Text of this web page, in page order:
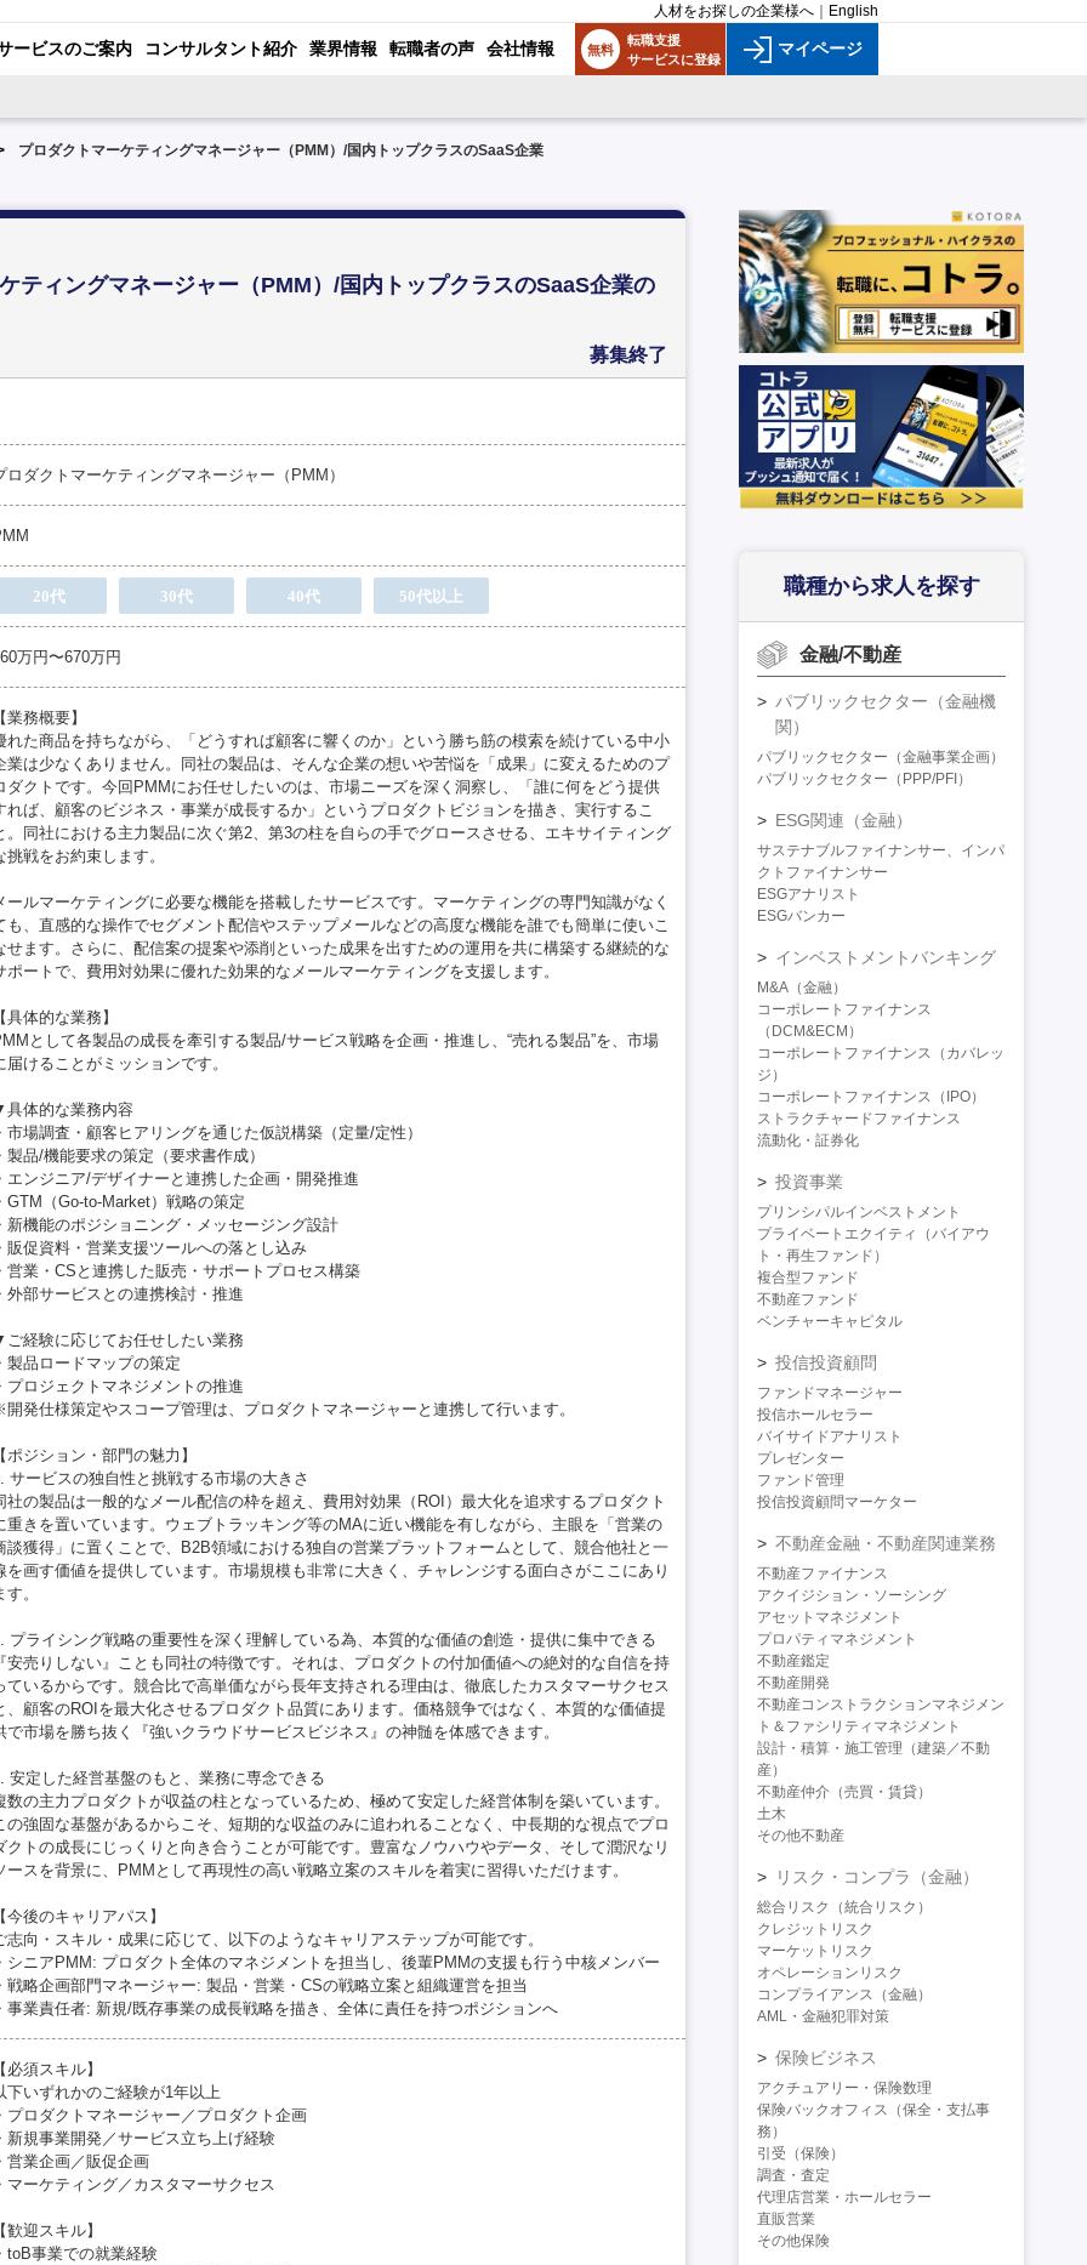
人材をお探しの企業様へ English
ービスのご案内 コンサルタント紹介 業界情報 転職者の声 会社情報 無料
転職支援
サービスに登録
マイページ
プロダクトマーケティングマネージャー（PMM）/国内トップクラスのSaaS企業
ティングマネージャー（PMM）/国内トップクラスのSaaS企業の
募集終了
ロダクトマーケティングマネージャー（PMM）
20代 30代 40代 50代以上
万円〜670万円
業務概要】
れた商品を持ちながら、「どうすれば顧客に響くのか」という勝ち筋の模索を続けている中小
業は少なくありません。同社の製品は、そんな企業の想いや苦悩を「成果」に変えるためのプ
ダクトです。今回PMMにお任せしたいのは、市場ニーズを深く洞察し、「誰に何をどう提供
れば、顧客のビジネス・事業が成長するか」というプロダクトビジョンを描き、実行するこ
。同社における主力製品に次ぐ第2、第3の柱を自らの手でグロースさせる、エキサイティング
挑戦をお約束します。
ールマーケティングに必要な機能を搭載したサービスです。マーケティングの専門知識がなく
も、直感的な操作でセグメント配信やステップメールなどの高度な機能を誰でも簡単に使いこ
せます。さらに、配信案の提案や添削といった成果を出すための運用を共に構築する継続的な
ポートで、費用対効果に優れた効果的なメールマーケティングを支援します。
具体的な業務】
として各製品の成長を牽引する製品/サービス戦略を企画・推進し、“売れる製品”を、市場
届けることがミッションです。
体的な業務内容
市場調査・顧客ヒアリングを通じた仮説構築（定量/定性）
製品/機能要求の策定（要求書作成）
エンジニア/デザイナーと連携した企画・開発推進
GTM（Go-to-Market）戦略の策定
新機能のポジショニング・メッセージング設計
販促資料・営業支援ツールへの落とし込み
営業・CSと連携した販売・サポートプロセス構築
外部サービスとの連携検討・推進
経験に応じてお任せしたい業務
製品ロードマップの策定
プロジェクトマネジメントの推進
発仕様策定やスコープ管理は、プロダクトマネージャーと連携して行います。
ポジション・部門の魅力】
サービスの独自性と挑戦する市場の大きさ
社の製品は一般的なメール配信の枠を超え、費用対効果（ROI）最大化を追求するプロダクト
重きを置いています。ウェブトラッキング等のMAに近い機能を有しながら、主眼を「営業の
談獲得」に置くことで、B2B領域における独自の営業プラットフォームとして、競合他社と一
を画す価値を提供しています。市場規模も非常に大きく、チャレンジする面白さがここにあり
す。
プライシング戦略の重要性を深く理解している為、本質的な価値の創造・提供に集中できる
安売りしない』ことも同社の特徴です。それは、プロダクトの付加価値への絶対的な自信を持
ているからです。競合比で高単価ながら長年支持される理由は、徹底したカスタマーサクセス
、顧客のROIを最大化させるプロダクト品質にあります。価格競争ではなく、本質的な価値提
で市場を勝ち抜く『強いクラウドサービスビジネス』の神髄を体感できます。
安定した経営基盤のもと、業務に専念できる
数の主力プロダクトが収益の柱となっているため、極めて安定した経営体制を築いています。
の強固な基盤があるからこそ、短期的な収益のみに追われることなく、中長期的な視点でプロ
クトの成長にじっくりと向き合うことが可能です。豊富なノウハウやデータ、そして潤沢なリ
ースを背景に、PMMとして再現性の高い戦略立案のスキルを着実に習得いただけます。
今後のキャリアパス】
志向・スキル・成果に応じて、以下のようなキャリアステップが可能です。
シニアPMM: プロダクト全体のマネジメントを担当し、後輩PMMの支援も行う中核メンバー
戦略企画部門マネージャー: 製品・営業・CSの戦略立案と組織運営を担当
事業責任者: 新規/既存事業の成長戦略を描き、全体に責任を持つポジションへ
必須スキル】
下いずれかのご経験が1年以上
プロダクトマネージャー／プロダクト企画
新規事業開発／サービス立ち上げ経験
営業企画／販促企画
マーケティング／カスタマーサクセス
歓迎スキル】
toB事業での就業経験
職種から求人を探す
金融/不動産
パブリックセクター（金融機
関）
パブリックセクター（金融事業企画）
パブリックセクター（PPP/PFI）
ESG関連（金融）
サステナブルファイナンサー、インパ
クトファイナンサー
ESGアナリスト
ESGバンカー
インベストメントバンキング
M&A（金融）
コーポレートファイナンス
（DCM&ECM）
コーポレートファイナンス（カバレッ
ジ）
コーポレートファイナンス（IPO）
ストラクチャードファイナンス
流動化・証券化
投資事業
プリンシパルインベストメント
プライベートエクイティ（バイアウ
ト・再生ファンド）
複合型ファンド
不動産ファンド
ベンチャーキャピタル
投信投資顧問
ファンドマネージャー
投信ホールセラー
バイサイドアナリスト
プレゼンター
ファンド管理
投信投資顧問マーケター
不動産金融・不動産関連業務
不動産ファイナンス
アクイジション・ソーシング
アセットマネジメント
プロパティマネジメント
不動産鑑定
不動産開発
不動産コンストラクションマネジメン
ト＆ファシリティマネジメント
設計・積算・施工管理（建築／不動
産）
不動産仲介（売買・賃貸）
土木
その他不動産
リスク・コンプラ（金融）
総合リスク（統合リスク）
クレジットリスク
マーケットリスク
オペレーションリスク
コンプライアンス（金融）
AML・金融犯罪対策
保険ビジネス
アクチュアリー・保険数理
保険バックオフィス（保全・支払事
務）
引受（保険）
調査・査定
代理店営業・ホールセラー
直販営業
その他保険